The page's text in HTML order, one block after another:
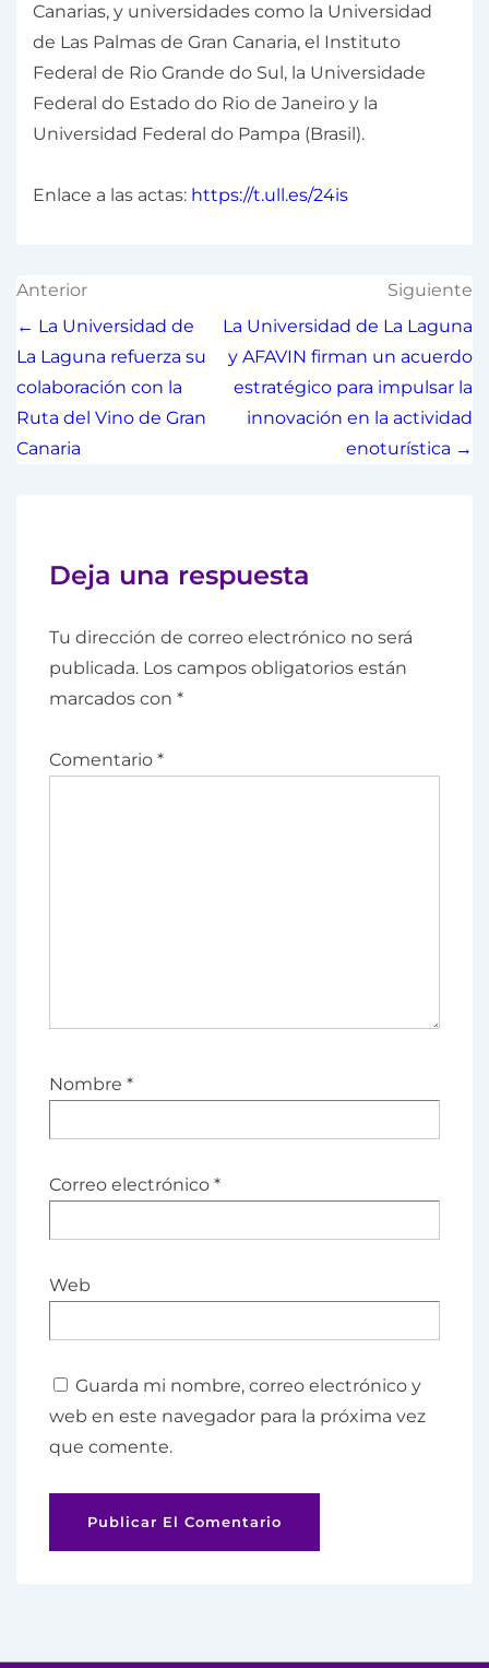
Canarias, y universidades como la Universidad
de Las Palmas de Gran Canaria, el Instituto
Federal de Rio Grande do Sul, la Universidade
Federal do Estado do Rio de Janeiro y la
Universidad Federal do Pampa (Brasil).
Enlace a las actas: https://t.ull.es/24is
Anterior
← La Universidad de
La Laguna refuerza su
colaboración con la
Ruta del Vino de Gran
Canaria
Siguiente
La Universidad de La Laguna
y AFAVIN firman un acuerdo
estratégico para impulsar la
innovación en la actividad
enoturística →
Deja una respuesta
Tu dirección de correo electrónico no será
publicada. Los campos obligatorios están
marcados con *
Comentario *
Nombre *
Correo electrónico *
Web
Guarda mi nombre, correo electrónico y
web en este navegador para la próxima vez
que comente.